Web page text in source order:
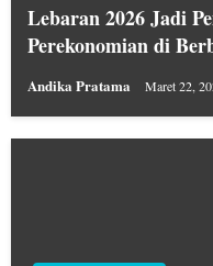
Lebaran 2026 Jadi
Perekonomian di
Andika Pratama Maret 22,